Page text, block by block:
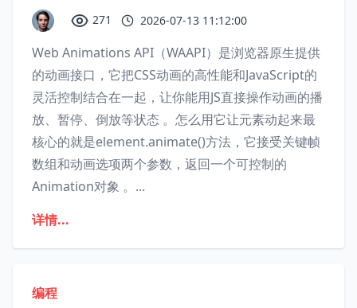
271 2026-07-13 11:12:00
Web Animations API（WAAPI）是浏览器原生提供
的动画接口‌，它把CSS动画的高性能和JavaScript的
灵活控制结合在一起，让你能用JS直接操作动画的播
放、暂停、倒放等状态 。‌‌‌怎么用它让元素动起来最
核心的就是element.animate()方法，它接受关键帧
数组和动画选项两个参数，返回一个可控制的
Animation对象 。‌‌‌...
详情...
编程